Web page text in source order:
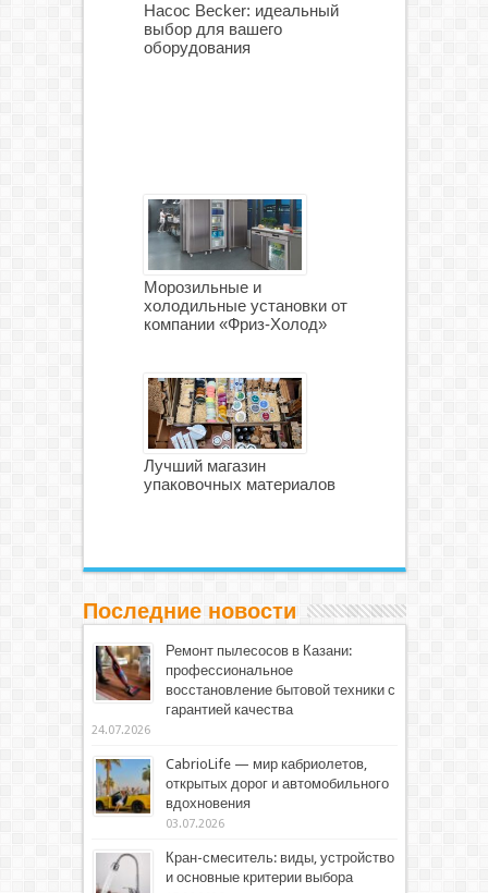
Насос Becker: идеальный
выбор для вашего
оборудования
Морозильные и
холодильные установки от
компании «Фриз-Холод»
Лучший магазин
упаковочных материалов
Последние новости
Ремонт пылесосов в Казани:
профессиональное
восстановление бытовой техники с
гарантией качества
24.07.2026
CabrioLife — мир кабриолетов,
открытых дорог и автомобильного
вдохновения
03.07.2026
Кран-смеситель: виды, устройство
и основные критерии выбора